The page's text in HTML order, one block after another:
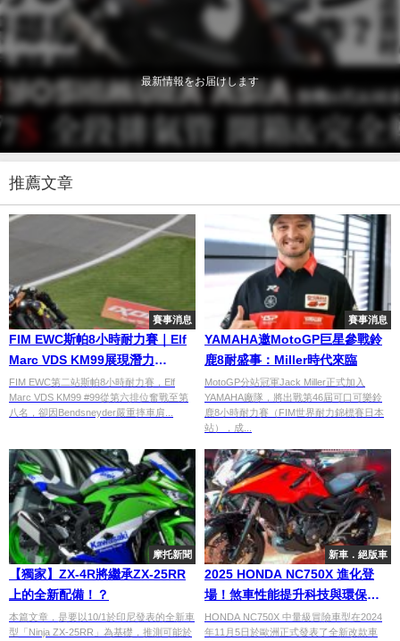
最新情報をお届けします
推薦文章
賽事消息
FIM EWC斯帕8小時耐力賽｜Elf
Marc VDS KM99展現潛力
Bendsneyder摔車受傷遺憾第29
名完賽
FIM EWC第二站斯帕8小時耐力賽，Elf
Marc VDS KM99 #99從第六排位奮戰至第
八名，卻因Bendsneyder嚴重摔車肩...
賽事消息
YAMAHA邀MotoGP巨星參戰鈴
鹿8耐盛事：Miller時代來臨
MotoGP分站冠軍Jack Miller正式加入
YAMAHA廠隊，將出戰第46屆可口可樂鈴
鹿8小時耐力賽（FIM世界耐力錦標賽日本
站），成...
摩托新聞
【獨家】ZX-4R將繼承ZX-25RR
上的全新配備！？
本篇文章，是要以10/1於印尼發表的全新車
型「Ninja ZX-25RR」為基礎，推測可能於
新車．絕版車
2025 HONDA NC750X 進化登
場！煞車性能提升科技與環保並
重！
HONDA NC750X 中量級冒險車型在2024
年11月5日於歐洲正式發表了全新改款車